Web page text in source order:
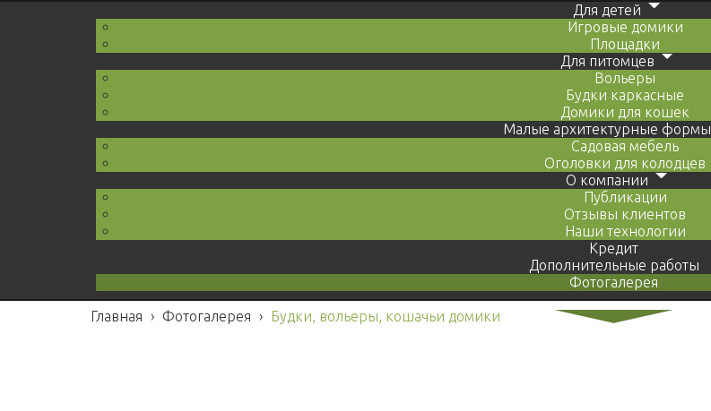
Для детей
Игровые домики
Площадки
Для питомцев
Вольеры
Будки каркасные
Домики для кошек
Малые архитектурные формы
Садовая мебель
Оголовки для колодцев
О компании
Публикации
Отзывы клиентов
Наши технологии
Кредит
Дополнительные работы
Фотогалерея
Главная › Фотогалерея › Будки, вольеры, кошачьи домики